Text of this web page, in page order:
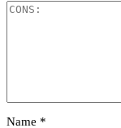
Name *